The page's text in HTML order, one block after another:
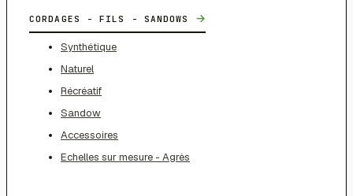
CORDAGES - FILS - SANDOWS →
Synthétique
Naturel
Récréatif
Sandow
Accessoires
Echelles sur mesure - Agrès